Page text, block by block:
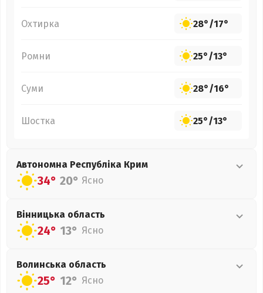
Охтирка 28°/17°
Ромни 25°/13°
Суми 28°/16°
Шостка 25°/13°
Автономна Республіка Крим
34° 20° Ясно
Вінницька область
24° 13° Ясно
Волинська область
25° 12° Ясно